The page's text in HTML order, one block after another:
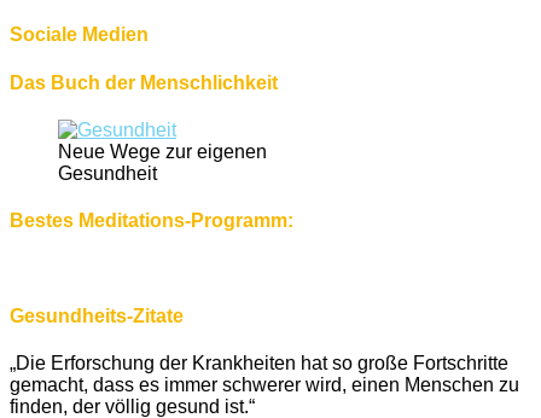
Sociale Medien
Das Buch der Menschlichkeit
Neue Wege zur eigenen
Gesundheit
Bestes Meditations-Programm:
Gesundheits-Zitate
„Die Erforschung der Krankheiten hat so große Fortschritte
gemacht, dass es immer schwerer wird, einen Menschen zu
finden, der völlig gesund ist.“